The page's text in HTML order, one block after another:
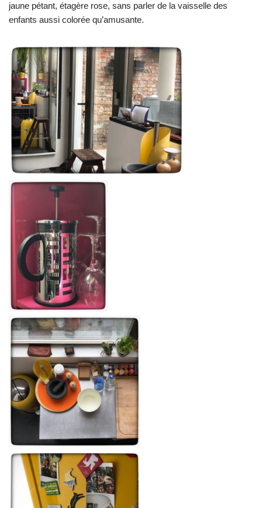
jaune pétant, étagère rose, sans parler de la vaisselle des
enfants aussi colorée qu’amusante.